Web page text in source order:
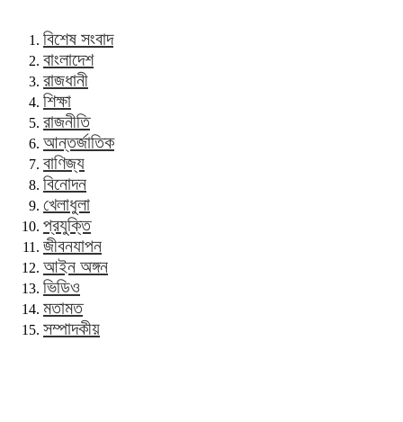
বিশেষ সংবাদ
বাংলাদেশ
রাজধানী
শিক্ষা
রাজনীতি
আন্তর্জাতিক
বাণিজ্য
বিনোদন
খেলাধুলা
প্রযুক্তি
জীবনযাপন
আইন অঙ্গন
ভিডিও
মতামত
সম্পাদকীয়